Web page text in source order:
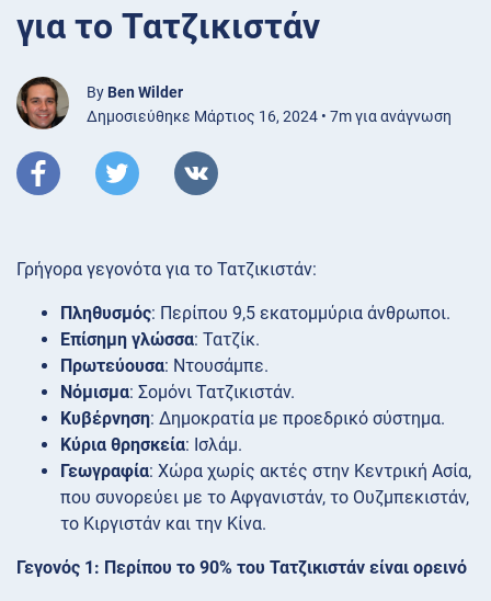
για το Τατζικιστάν
By Ben Wilder
Δημοσιεύθηκε Μάρτιος 16, 2024 • 7m για ανάγνωση
Γρήγορα γεγονότα για το Τατζικιστάν:
Πληθυσμός: Περίπου 9,5 εκατομμύρια άνθρωποι.
Επίσημη γλώσσα: Τατζίκ.
Πρωτεύουσα: Ντουσάμπε.
Νόμισμα: Σομόνι Τατζικιστάν.
Κυβέρνηση: Δημοκρατία με προεδρικό σύστημα.
Κύρια θρησκεία: Ισλάμ.
Γεωγραφία: Χώρα χωρίς ακτές στην Κεντρική Ασία,
που συνορεύει με το Αφγανιστάν, το Ουζμπεκιστάν,
το Κιργιστάν και την Κίνα.
Γεγονός 1: Περίπου το 90% του Τατζικιστάν είναι ορεινό